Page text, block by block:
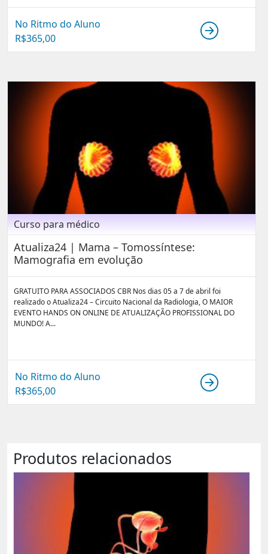
No Ritmo do Aluno
R$365,00
Curso para médico
Atualiza24 | Mama – Tomossíntese:
Mamografia em evolução
GRATUITO PARA ASSOCIADOS CBR Nos dias 05 a 7 de abril foi
realizado o Atualiza24 – Circuito Nacional da Radiologia, O MAIOR
EVENTO HANDS ON ONLINE DE ATUALIZAÇÃO PROFISSIONAL DO
MUNDO! A...
No Ritmo do Aluno
R$365,00
Produtos relacionados